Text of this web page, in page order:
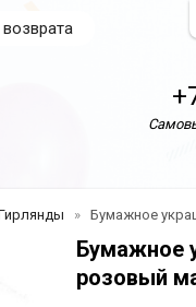
Бумажное
Бумажное
розовый